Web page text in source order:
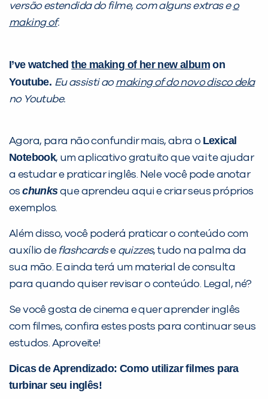
versão estendida do filme, com alguns extras eo
making of.
I’ve watchedthe making of hernew album on
Youtube. Eu assisti aomaking of do novo disco dela
no Youtube.
Agora, para não confundir mais, abra o Lexical
Notebook, um aplicativo gratuito que vai te ajudar
a estudar e praticar inglês. Nele você pode anotar
oschunksque aprendeu aqui e criar seus próprios
exemplos.
Além disso, você poderá praticar o conteúdo com
auxílio de flashcardse quizzes, tudo na palma da
sua mão. E ainda terá um material de consulta
para quando quiser revisar o conteúdo. Legal, né?
Se você gosta de cinema e quer aprender inglês
com filmes, confira estes posts para continuar seus
estudos. Aproveite!
Dicas de Aprendizado: Como utilizar filmes para
turbinar seu inglês!